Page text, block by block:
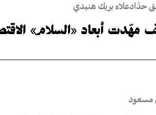
حدّادعلاء بريك هنيدي
مهّدت أبعاد «السلام»
مسعود